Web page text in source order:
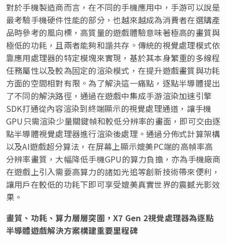
對於手機製造商而言，在不同的手機應用中，手游可以說是
最考驗手機硬件性能的部分，也越來越成為消費者在選購產
品時參考的風向標，高質量的遊戲體驗意味著極高的畫質與
極低的功耗，且兩者能夠和諧共存。傳統的視覺處理模式依
靠應用處理器的特定模塊來實現，基於其本身繁重的多線程
任務屬性以及較為固定的渲染模式，在提升遊戲畫質與功耗
方面的空間相對有限。為了解決這一痛點，逐點半導體提出
了不同的解決路徑，通過在遊戲中集成手游渲染加速引擎
SDK打通從內容渲染到終端顯示的視覺處理通道，讓手機
GPU只需渲染少量關鍵幀和較低分辨率的畫面，即可交由逐
點半導體視覺處理器進行渲染後處理。通過分佈式計算架構
以及AI遊戲超分算法，在屏幕上顯示媲美PC端的高幀率高
分辨率畫質，大幅降低手機GPU的算力負擔，亦為手機廠商
在遊戲上引入需要高算力的諸如光追等創新技術帶來便利，
讓用戶在較低的功耗下即可享受媲美真實世界的震撼光影效
果。
畫質、功耗、算力層層突圍，X7 Gen 2視覺處理器為逐點
半導體遊戲解決方案構建重要里程碑